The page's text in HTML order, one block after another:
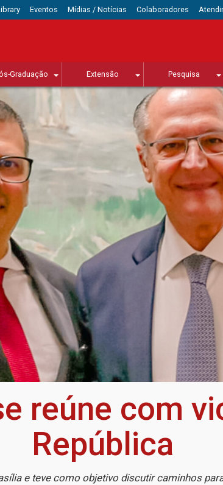
Eventos Mídias / Notícias Colaboradores
Graduação Extensão Pesquisa
reúne com
República
e teve como objetivo discutir caminhos